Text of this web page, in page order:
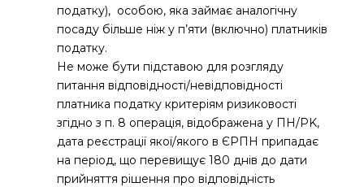
податку), особою, яка займає аналогічну
посаду більше ніж у п’яти (включно) платників
податку.
Не може бути підставою для розгляду
питання відповідності/невідповідності
платника податку критеріям ризиковості
згідно з п. 8 операція, відображена у ПH/PK,
дата реєстрації якої/якого в ЄPПH припадає
на період, що перевищує 180 днів до дати
прийняття рішення про відповідність